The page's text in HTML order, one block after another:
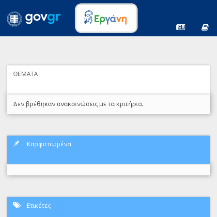
ΘΕΜΑΤΑ
Δεν βρέθηκαν ανακοινώσεις με τα κριτήρια.
Καρφιτσωμένα
Ετικέτες